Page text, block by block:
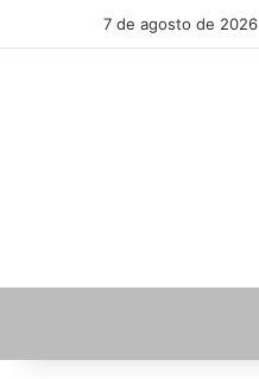
7 de agosto de 2026